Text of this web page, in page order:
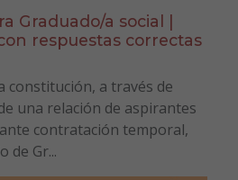
Graduado/a social |
respuestas correctas
constitución, a través de
una relación de aspirantes
contratación temporal,
de Gr...